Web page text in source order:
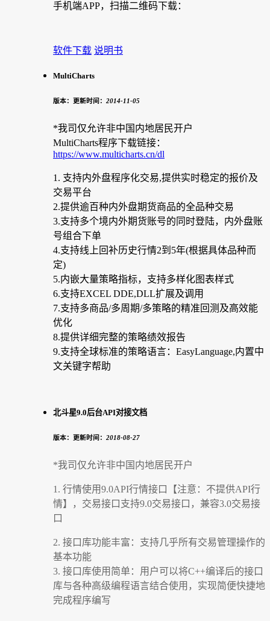
手机端APP，扫描二维码下载：
软件下载 说明书
MultiCharts
版本： 更新时间： 2014-11-05
*我司仅允许非中国内地居民开户
MultiCharts程序下载链接：
https://www.multicharts.cn/dl
1. 支持内外盘程序化交易,提供实时稳定的报价及
交易平台
2.提供逾百种内外盘期货商品的全品种交易
3.支持多个境内外期货账号的同时登陆，内外盘账
号组合下单
4.支持线上回补历史行情2到5年(根据具体品种而
定)
5.内嵌大量策略指标，支持多样化图表样式
6.支持EXCEL DDE,DLL扩展及调用
7.支持多商品/多周期/多策略的精准回测及高效能
优化
8.提供详细完整的策略绩效报告
9.支持全球标准的策略语言：EasyLanguage,内置中
文关键字帮助
北斗星9.0后台API对接文档
版本： 更新时间： 2018-08-27
*我司仅允许非中国内地居民开户
1. 行情使用9.0API行情接口【注意：不提供API行
情】，交易接口支持9.0交易接口，兼容3.0交易接
口
2. 接口库功能丰富：支持几乎所有交易管理操作的
基本功能
3. 接口库使用简单：用户可以将C++编译后的接口
库与各种高级编程语言结合使用，实现简便快捷地
完成程序编写